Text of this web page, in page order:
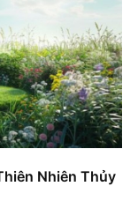
Logo Riêng
Thương Hiệu
Tầm
Thương Hiệu
Nhãn Riêng
Nhiên Thủy